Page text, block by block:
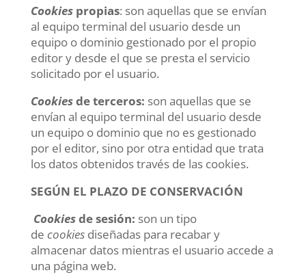
Cookies propias: son aquellas que se envían
al equipo terminal del usuario desde un
equipo o dominio gestionado por el propio
editor y desde el que se presta el servicio
solicitado por el usuario.
Cookiesde terceros: son aquellas que se
envían al equipo terminal del usuario desde
un equipo o dominio que no es gestionado
por el editor, sino por otra entidad que trata
los datos obtenidos través de las cookies.
SEGÚN EL PLAZO DE CONSERVACIÓN
Cookiesde sesión: son un tipo
de cookies diseñadas para recabar y
almacenar datos mientras el usuario accede a
una página web.